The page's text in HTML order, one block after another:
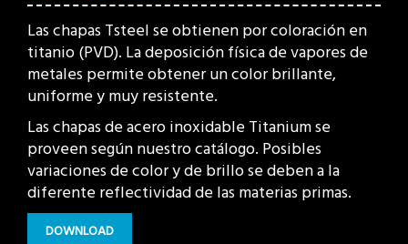
Las chapas Tsteel se obtienen por coloración en
titanio (PVD). La deposición física de vapores de
metales permite obtener un color brillante,
uniforme y muy resistente.
Las chapas de acero inoxidable Titanium se
proveen según nuestro catálogo. Posibles
variaciones de color y de brillo se deben a la
diferente reflectividad de las materias primas.
DOWNLOAD